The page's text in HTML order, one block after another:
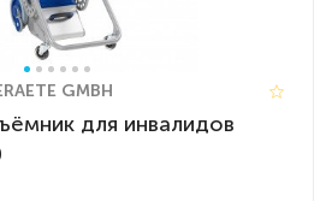
GMBH
для инвалидов